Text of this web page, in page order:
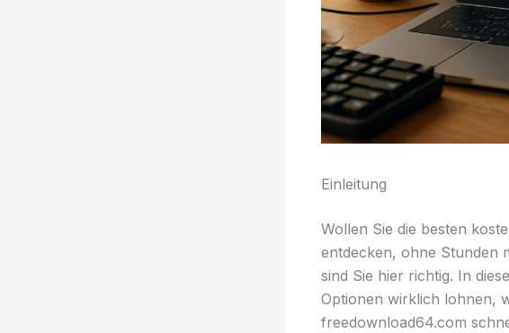
Einleitung
Wollen Sie die besten
entdecken, ohne Stunden
sind Sie hier richtig. In
Optionen wirklich lohnen,
freedownload64.com